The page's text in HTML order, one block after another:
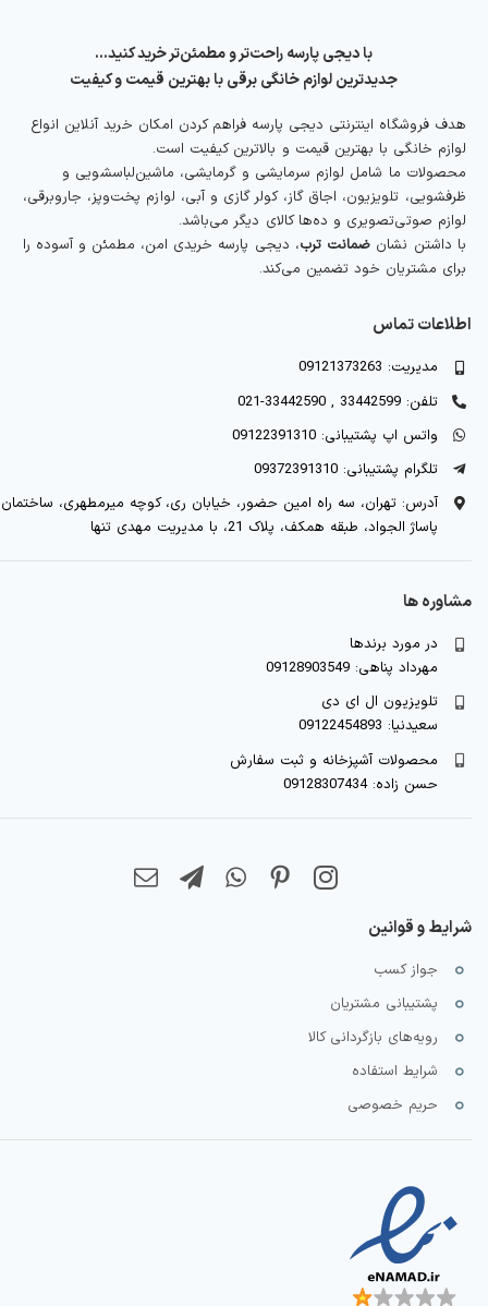
با دیجی پارسه راحت‌تر و مطمئن‌تر خرید کنید…
جدیدترین لوازم خانگی برقی با بهترین قیمت و کیفیت
هدف فروشگاه اینترنتی دیجی پارسه فراهم کردن امکان خرید آنلاین انواع
لوازم خانگی با بهترین قیمت و بالاترین کیفیت است.
محصولات ما شامل لوازم سرمایشی و گرمایشی، ماشین‌لباسشویی و
ظرفشویی، تلویزیون، اجاق گاز، کولر گازی و آبی، لوازم پخت‌وپز، جاروبرقی،
لوازم صوتی‌تصویری و ده‌ها کالای دیگر می‌باشد.
با داشتن نشان ضمانت ترب، دیجی پارسه خریدی امن، مطمئن و آسوده را
برای مشتریان خود تضمین می‌کند.
اطلاعات تماس
مدیریت: 09121373263
تلفن: 33442599 , 33442590-021
واتس اپ پشتیبانی: 09122391310
تلگرام پشتیبانی: 09372391310
آدرس: تهران، سه راه امین حضور، خیابان ری، کوچه میرمطهری، ساختمان
پاساژ الجواد، طبقه همکف، پلاک 21، با مدیریت مهدی تنها
مشاوره ها
در مورد برندها
مهرداد پناهی: 09128903549
تلویزیون ال ای دی
سعیدنیا: 09122454893
محصولات آشپزخانه و ثبت سفارش
حسن زاده: 09128307434
شرایط و قوانین
جواز کسب
پشتیبانی مشتریان
رویه‌های بازگردانی کالا
شرایط استفاده
حریم خصوصی